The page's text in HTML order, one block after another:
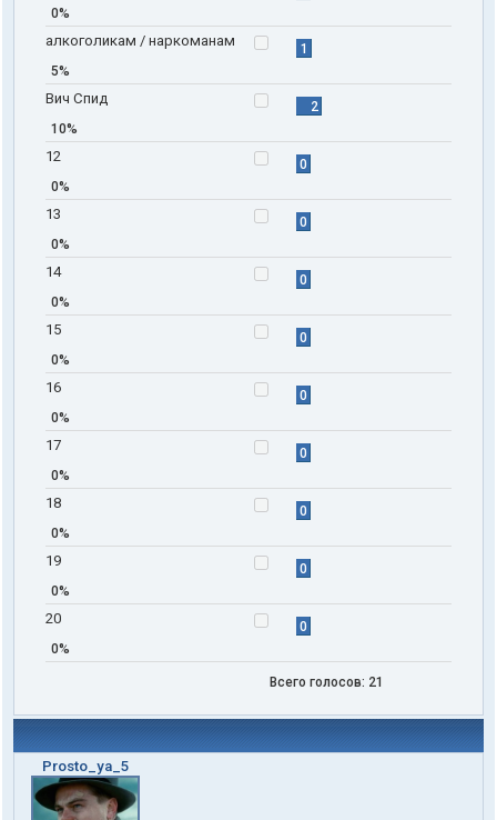
0%
алкоголикам / наркоманам
1
5%
Вич Спид
2
10%
12
0
0%
13
0
0%
14
0
0%
15
0
0%
16
0
0%
17
0
0%
18
0
0%
19
0
0%
20
0
0%
Всего голосов: 21
Prosto_ya_5